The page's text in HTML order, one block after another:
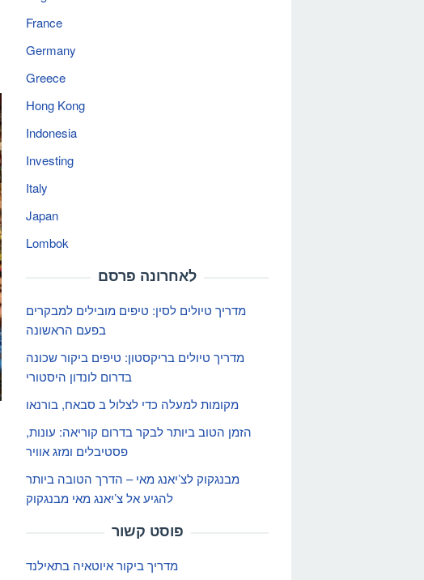
France
Germany
Greece
Hong Kong
Indonesia
Investing
Italy
Japan
Lombok
לאחרונה פרסם
מדריך טיולים לסין: טיפים מובילים למבקרים
בפעם הראשונה
מדריך טיולים בריקסטון: טיפים ביקור שכונה
בדרום לונדון היסטורי
מקומות למעלה כדי לצלול ב סבאח, בורנאו
הזמן הטוב ביותר לבקר בדרום קוריאה: עונות,
פסטיבלים ומזג אוויר
מבנגקוק לצ’יאנג מאי – הדרך הטובה ביותר
להגיע אל צ’יאנג מאי מבנגקוק
פוסט קשור
מדריך ביקור איוטאיה בתאילנד